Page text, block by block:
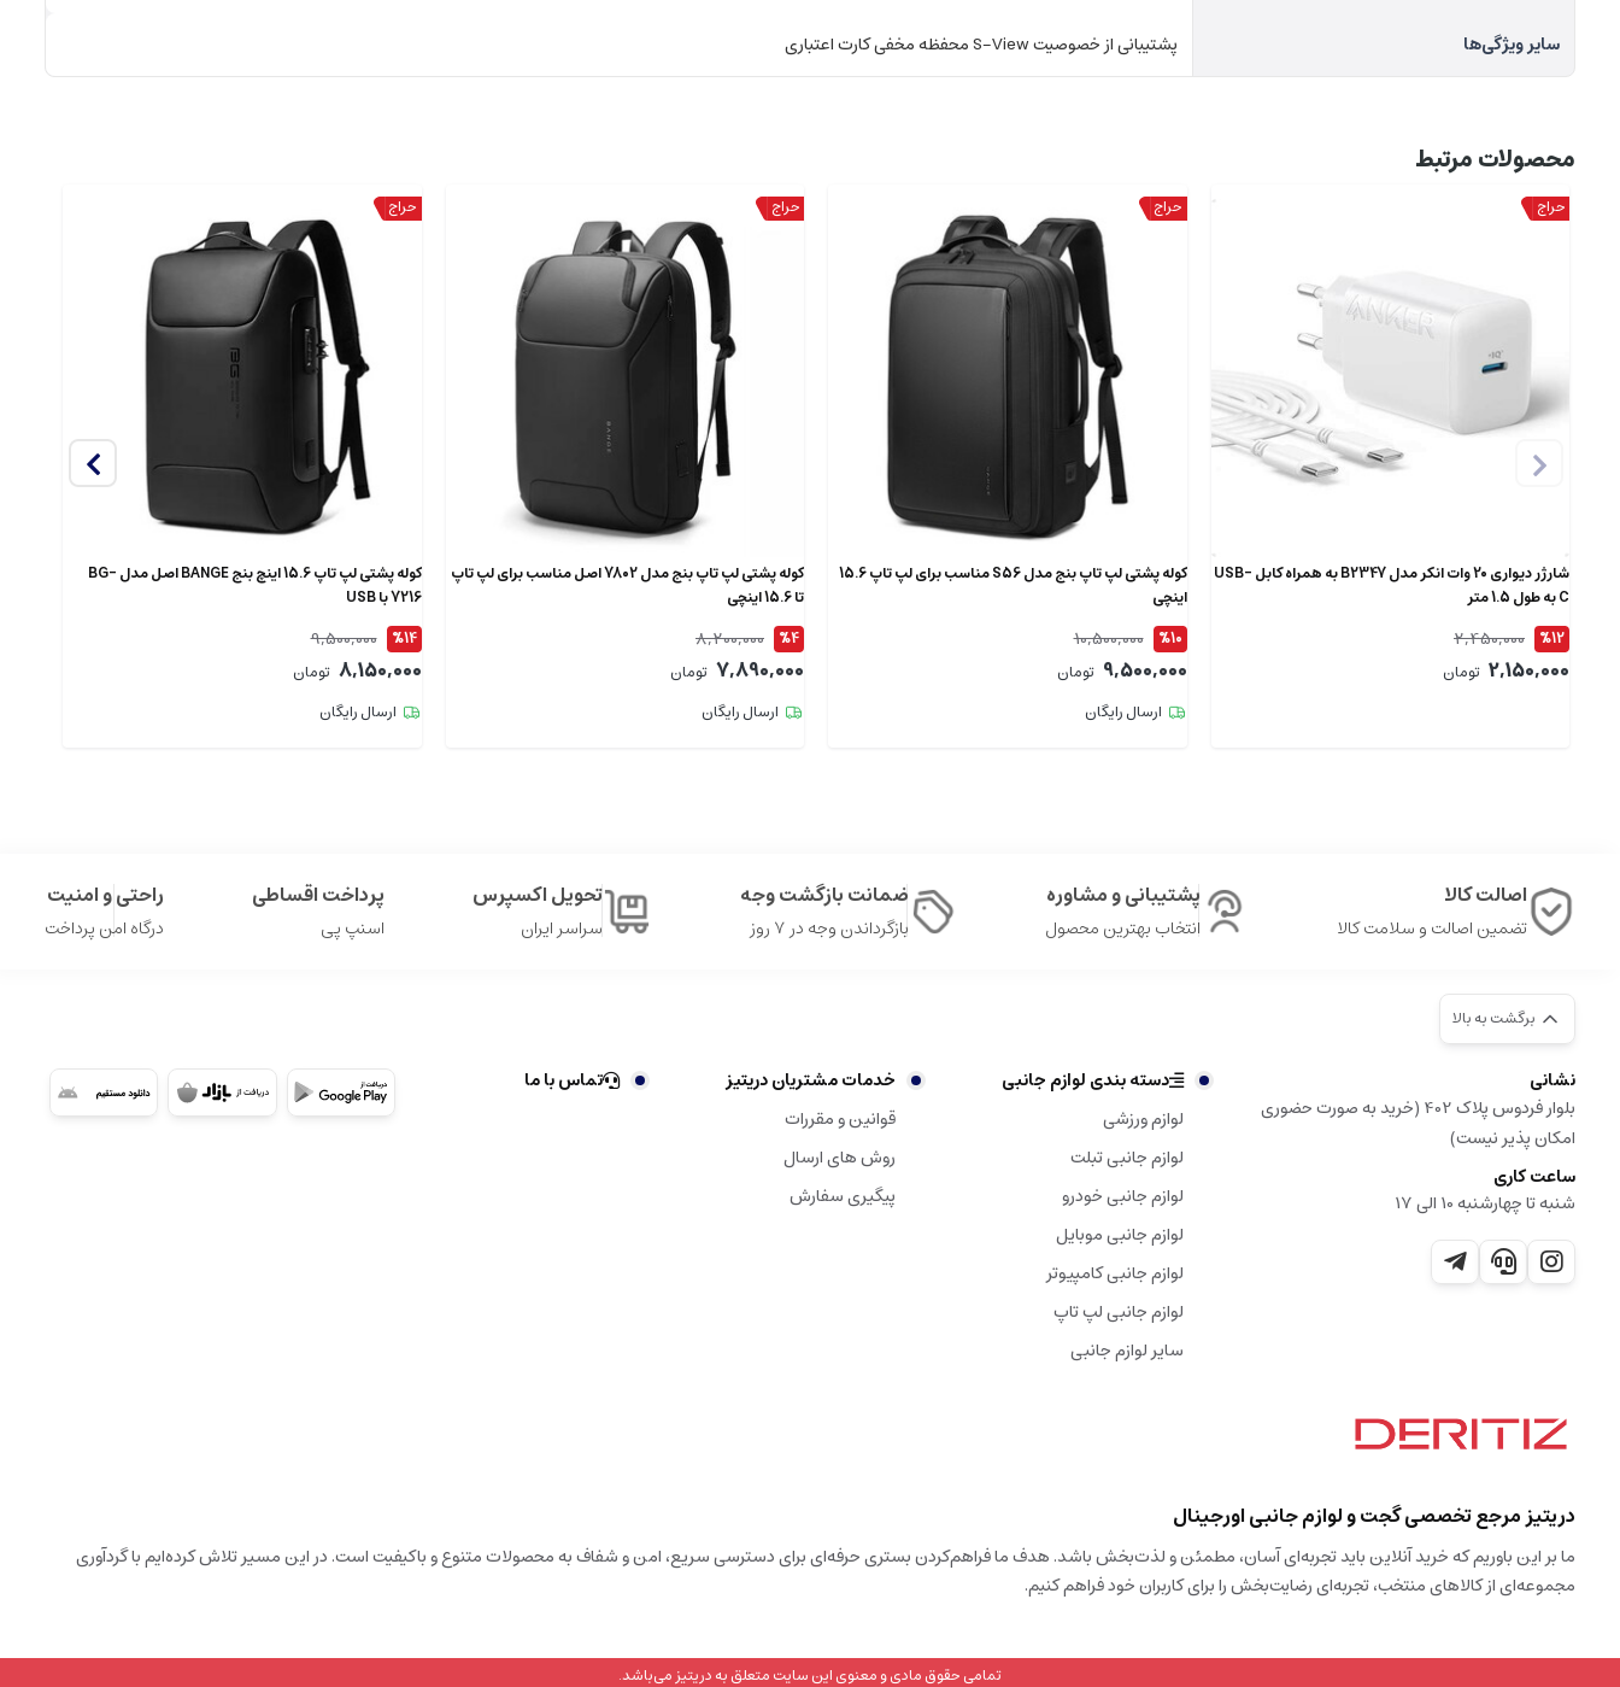
سایر ویژگی‌ها پشتیبانی از خصوصیت S-View محفظه مخفی کارت اعتباری
محصولات مرتبط
شارژر دیواری 20 وات انکر مدل B2347 به همراه کابل USB-
C به طول 1.5 متر
%12
2,450,000
2,150,000 تومان
کوله پشتی لپ تاپ بنج مدل S56 مناسب برای لپ تاپ 15.6
اینچی
%10
10,500,000
9,500,000 تومان
ارسال رایگان
کوله پشتی لپ تاپ بنج مدل 7802 اصل مناسب برای لپ تاپ
تا 15.6 اینچی
%4
8,200,000
7,890,000 تومان
ارسال رایگان
کوله پشتی لپ تاپ 15.6 اینچ بنج BANGE اصل مدل BG-
7216 با USB
%14
9,500,000
8,150,000 تومان
ارسال رایگان
اصالت کالا
تضمین اصالت و سلامت کالا
پشتیبانی و مشاوره
انتخاب بهترین محصول
ضمانت بازگشت وجه
بازگرداندن وجه در ۷ روز
تحویل اکسپرس
سراسر ایران
پرداخت اقساطی
اسنپ پی
راحتی و امنیت
درگاه امن پرداخت
برگشت به بالا
نشانی
بلوار فردوس پلاک 402 (خرید به صورت حضوری
امکان پذیر نیست)
ساعت کاری
شنبه تا چهارشنبه 10 الی 17
دسته بندی لوازم جانبی
لوازم ورزشی
لوازم جانبی تبلت
لوازم جانبی خودرو
لوازم جانبی موبایل
لوازم جانبی کامپیوتر
لوازم جانبی لپ تاپ
سایر لوازم جانبی
خدمات مشتریان دریتیز
قوانین و مقررات
روش های ارسال
پیگیری سفارش
تماس با ما
دریتیز مرجع تخصصی گجت و لوازم جانبی اورجینال
ما بر این باوریم که خرید آنلاین باید تجربه‌ای آسان، مطمئن و لذت‌بخش باشد. هدف ما فراهم‌کردن بستری حرفه‌ای برای دسترسی سریع، امن و شفاف به محصولات متنوع و باکیفیت است. در این مسیر تلاش کرده‌ایم با گردآوری
مجموعه‌ای از کالاهای منتخب، تجربه‌ای رضایت‌بخش را برای کاربران خود فراهم کنیم.
تمامی حقوق مادی و معنوی این سایت متعلق به دریتیز می‌باشد.